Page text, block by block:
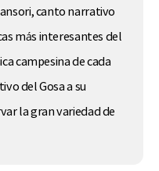
canto narrativo
más interesantes del
campesina de cada
del Gosa a su
la gran variedad de